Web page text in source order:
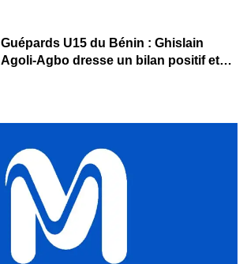
Guépards U15 du Bénin : Ghislain
Agoli-Agbo dresse un bilan positif et